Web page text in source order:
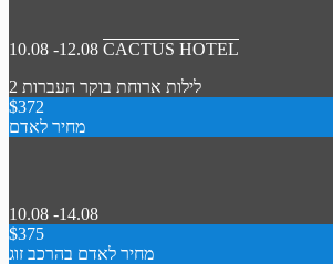
10.08 -12.08 CACTUS HOTEL
2 לילות ארוחת בוקר העברות
$372
מחיר לאדם
10.08 -14.08
$375
מחיר לאדם בהרכב זוג